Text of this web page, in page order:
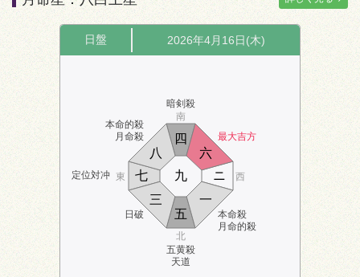
日盤 2026年4月16日(木)
本命的殺
月命殺
暗剣殺
最大吉方
定位対冲
日破
五黄殺
天道
本命殺
月命的殺
南
北
東 西
五
六
七
八
九
一
ニ
三
四